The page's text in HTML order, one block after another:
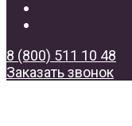
8 (800) 511 10 48
Заказать звонок